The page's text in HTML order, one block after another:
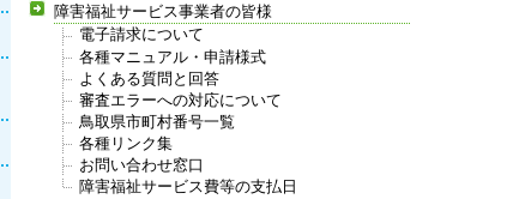
障害福祉サービス事業者の皆様
電子請求について
各種マニュアル・申請様式
よくある質問と回答
審査エラーへの対応について
鳥取県市町村番号一覧
各種リンク集
お問い合わせ窓口
障害福祉サービス費等の支払日